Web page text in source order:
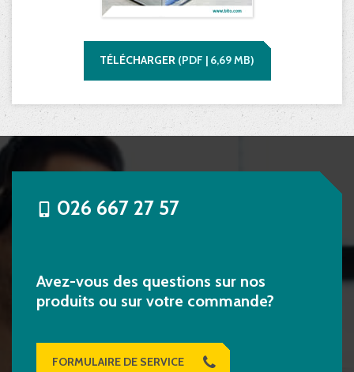
TÉLÉCHARGER (PDF | 6,69MB)
026 667 27 57
Avez-vous des questions sur nos
produits ou sur votre commande?
FORMULAIRE DE SERVICE